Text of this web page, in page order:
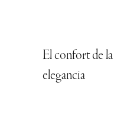
El confort de la
elegancia